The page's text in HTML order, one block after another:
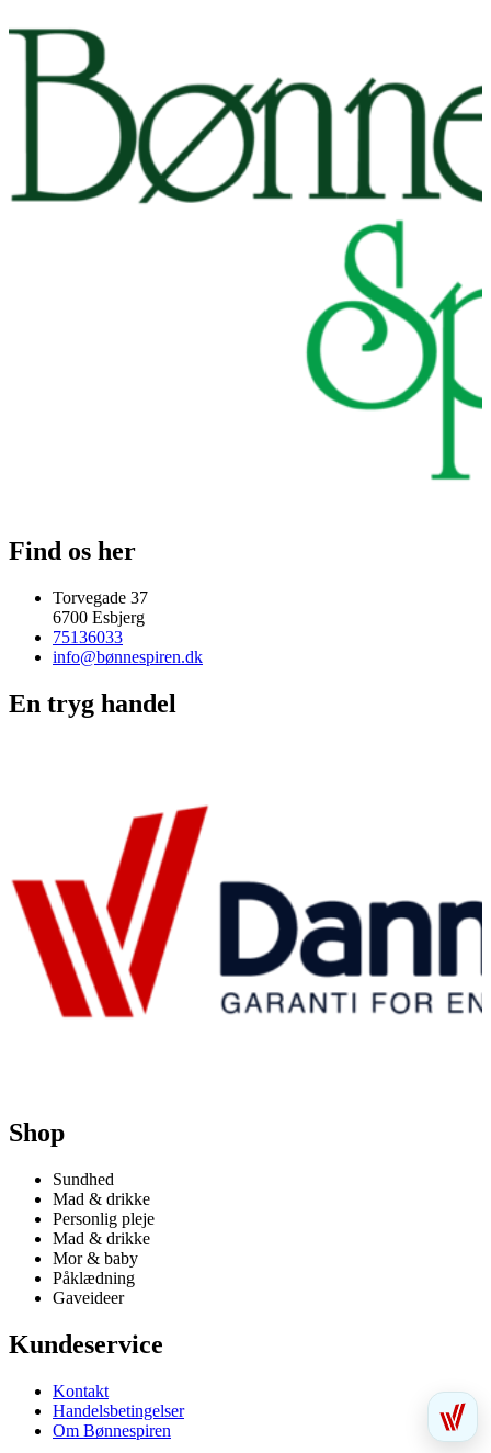
Find os her
Torvegade 37
6700 Esbjerg
75136033
info@bønnespiren.dk
En tryg handel
Shop
Sundhed
Mad & drikke
Personlig pleje
Mad & drikke
Mor & baby
Påklædning
Gaveideer
Kundeservice
Kontakt
Handelsbetingelser
Om Bønnespiren